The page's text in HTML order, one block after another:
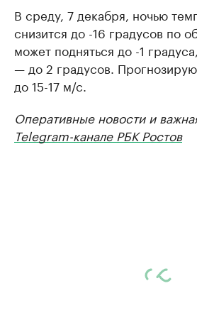
В среду, 7 декабря, ночью
снизится до -16 градусов по
может подняться до -1
— до 2 градусов.
до 15-17 м/с.
Оперативные новости и
Telegram-канале РБК Ростов